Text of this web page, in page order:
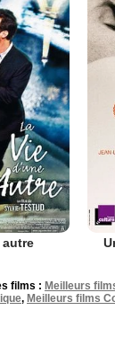
autre
films : Meilleurs
, Meilleurs films